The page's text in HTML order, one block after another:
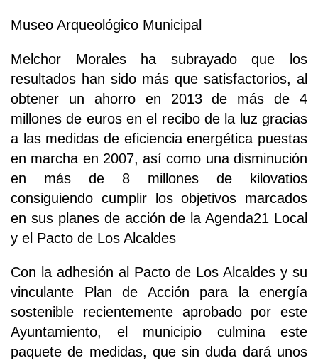
Museo Arqueológico Municipal
Melchor Morales ha subrayado que los
resultados han sido más que satisfactorios, al
obtener un ahorro en 2013 de más de 4
millones de euros en el recibo de la luz gracias
a las medidas de eficiencia energética puestas
en marcha en 2007, así como una disminución
en más de 8 millones de kilovatios
consiguiendo cumplir los objetivos marcados
en sus planes de acción de la Agenda21 Local
y el Pacto de Los Alcaldes
Con la adhesión al Pacto de Los Alcaldes y su
vinculante Plan de Acción para la energía
sostenible recientemente aprobado por este
Ayuntamiento, el municipio culmina este
paquete de medidas, que sin duda dará unos